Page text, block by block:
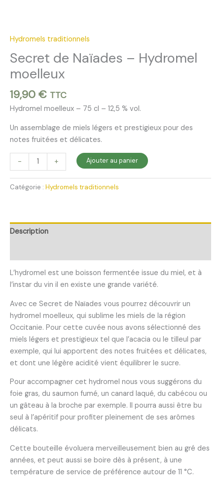
Hydromels traditionnels
Secret de Naïades – Hydromel
moelleux
19,90 € TTC
Hydromel moelleux – 75 cl – 12,5 % vol.
Un assemblage de miels légers et prestigieux pour des
notes fruitées et délicates.
-
quantité
de
Secret
Hydromel
+ Ajouter au panier
Catégorie : Hydromels traditionnels
Description
L’hydromel est une boisson fermentée issue du miel, et à
l’instar du vin il en existe une grande variété.
Avec ce Secret de Naïades vous pourrez découvrir un
hydromel moelleux, qui sublime les miels de la région
Occitanie. Pour cette cuvée nous avons sélectionné des
miels légers et prestigieux tel que l’acacia ou le tilleul par
exemple, qui lui apportent des notes fruitées et délicates,
et dont une légère acidité vient équilibrer le sucre.
Pour accompagner cet hydromel nous vous suggérons du
foie gras, du saumon fumé, un canard laqué, du cabécou ou
un gâteau à la broche par exemple. Il pourra aussi être bu
seul à l’apéritif pour profiter pleinement de ses arômes
délicats.
Cette bouteille évoluera merveilleusement bien au gré des
années, et peut aussi se boire dès à présent, à une
température de service de préférence autour de 11 °C.